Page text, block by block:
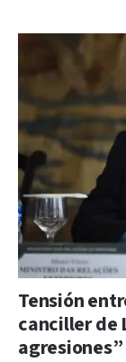
Tensión
canciller de
agresiones”